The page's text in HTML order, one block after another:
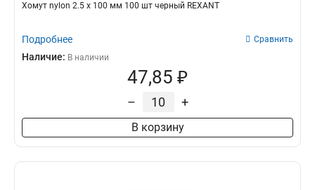
Хомут nylon 2.5 х 100 мм 100 шт черный REXANT
Подробнее Сравнить
Наличие: В наличии
47,85 ₽
– +
В корзину